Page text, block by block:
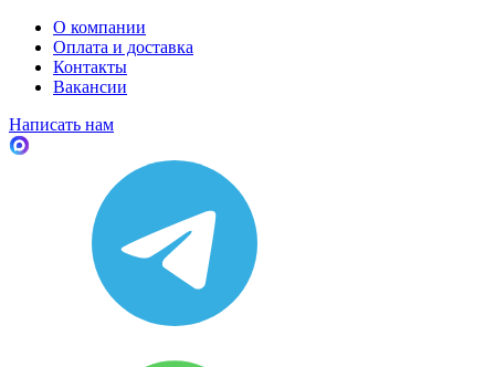
О компании
Оплата и доставка
Контакты
Вакансии
Написать нам